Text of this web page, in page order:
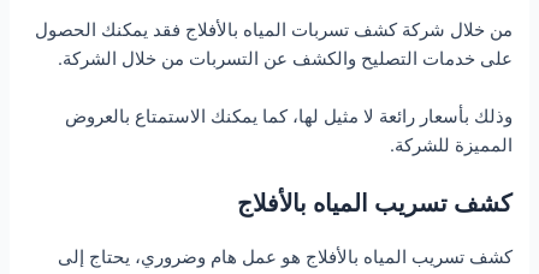
من خلال شركة كشف تسربات المياه بالأفلاج فقد يمكنك الحصول
على خدمات التصليح والكشف عن التسربات من خلال الشركة.
وذلك بأسعار رائعة لا مثيل لها، كما يمكنك الاستمتاع بالعروض
المميزة للشركة.
كشف تسريب المياه بالأفلاج
كشف تسريب المياه بالأفلاج هو عمل هام وضروري، يحتاج إلى